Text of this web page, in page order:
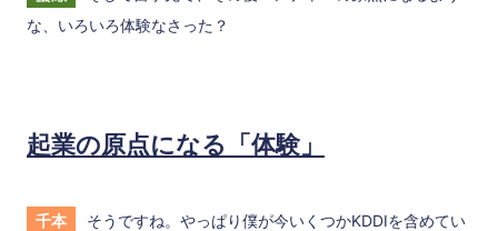
な、いろいろ体験なさった？
起業の原点になる「体験」
千本
そうですね。やっぱり僕が今いくつかKDDIを含めてい